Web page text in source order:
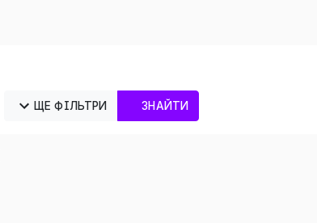
ЩЕ ФІЛЬТРИ ЗНАЙТИ